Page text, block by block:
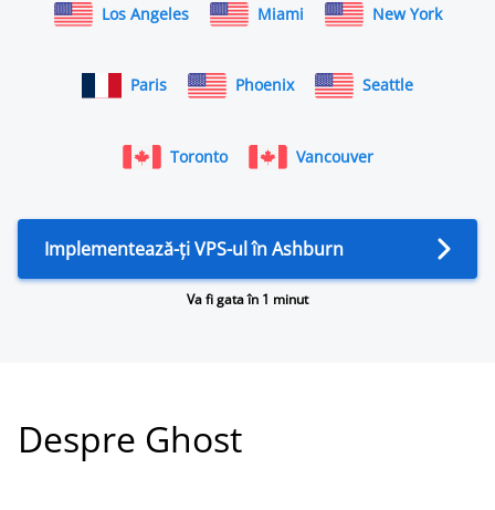
Los Angeles Miami New York
Paris Phoenix Seattle
Toronto Vancouver
Implementează-ți VPS-ul în Ashburn
Va fi gata în 1 minut
Despre Ghost